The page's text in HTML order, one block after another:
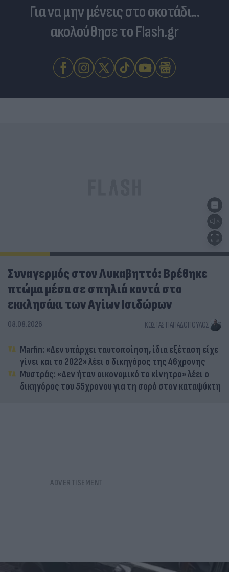
Για να μην μένεις στο σκοτάδι...
ακολούθησε το Flash.gr
Συναγερμός στον Λυκαβηττό: Βρέθηκε
πτώμα μέσα σε σπηλιά κοντά στο
εκκλησάκι των Αγίων Ισιδώρων
08.08.2026 ΚΏΣΤΑΣ ΠΑΠΑΔΌΠΟΥΛΟΣ
Marfin: «Δεν υπάρχει ταυτοποίηση, ίδια εξέταση είχε
γίνει και το 2022» λέει ο δικηγόρος της 46χρονης
Μυστράς: «Δεν ήταν οικονομικό το κίνητρο» λέει ο
δικηγόρος του 55χρονου για τη σορό στον καταψύκτη